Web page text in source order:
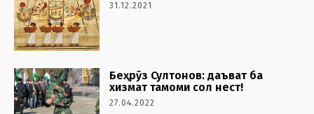
31.12.2021
Беҳрӯз Султонов: даъват ба
хизмат тамоми сол нест!
27.04.2022